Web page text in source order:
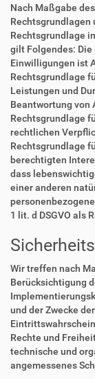
Nach Maßgabe
Rechtsgrundlagen
Rechtsgrundlage
gilt Folgendes: Die
Einwilligungen ist
Rechtsgrundlage
Leistungen und
Beantwortung von
Rechtsgrundlage
rechtlichen
Rechtsgrundlage
berechtigten
dass
einer anderen
1 lit. d DSGVO als
Wir treffen nach
Berücksichtigung
und der Zwecke
Rechte und
technische und
angemessenes